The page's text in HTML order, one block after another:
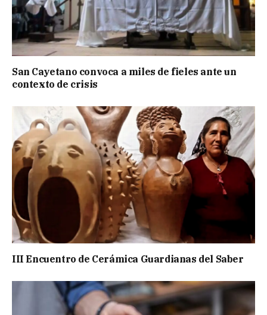
San Cayetano convoca a miles de fieles ante un
contexto de crisis
III Encuentro de Cerámica Guardianas del Saber